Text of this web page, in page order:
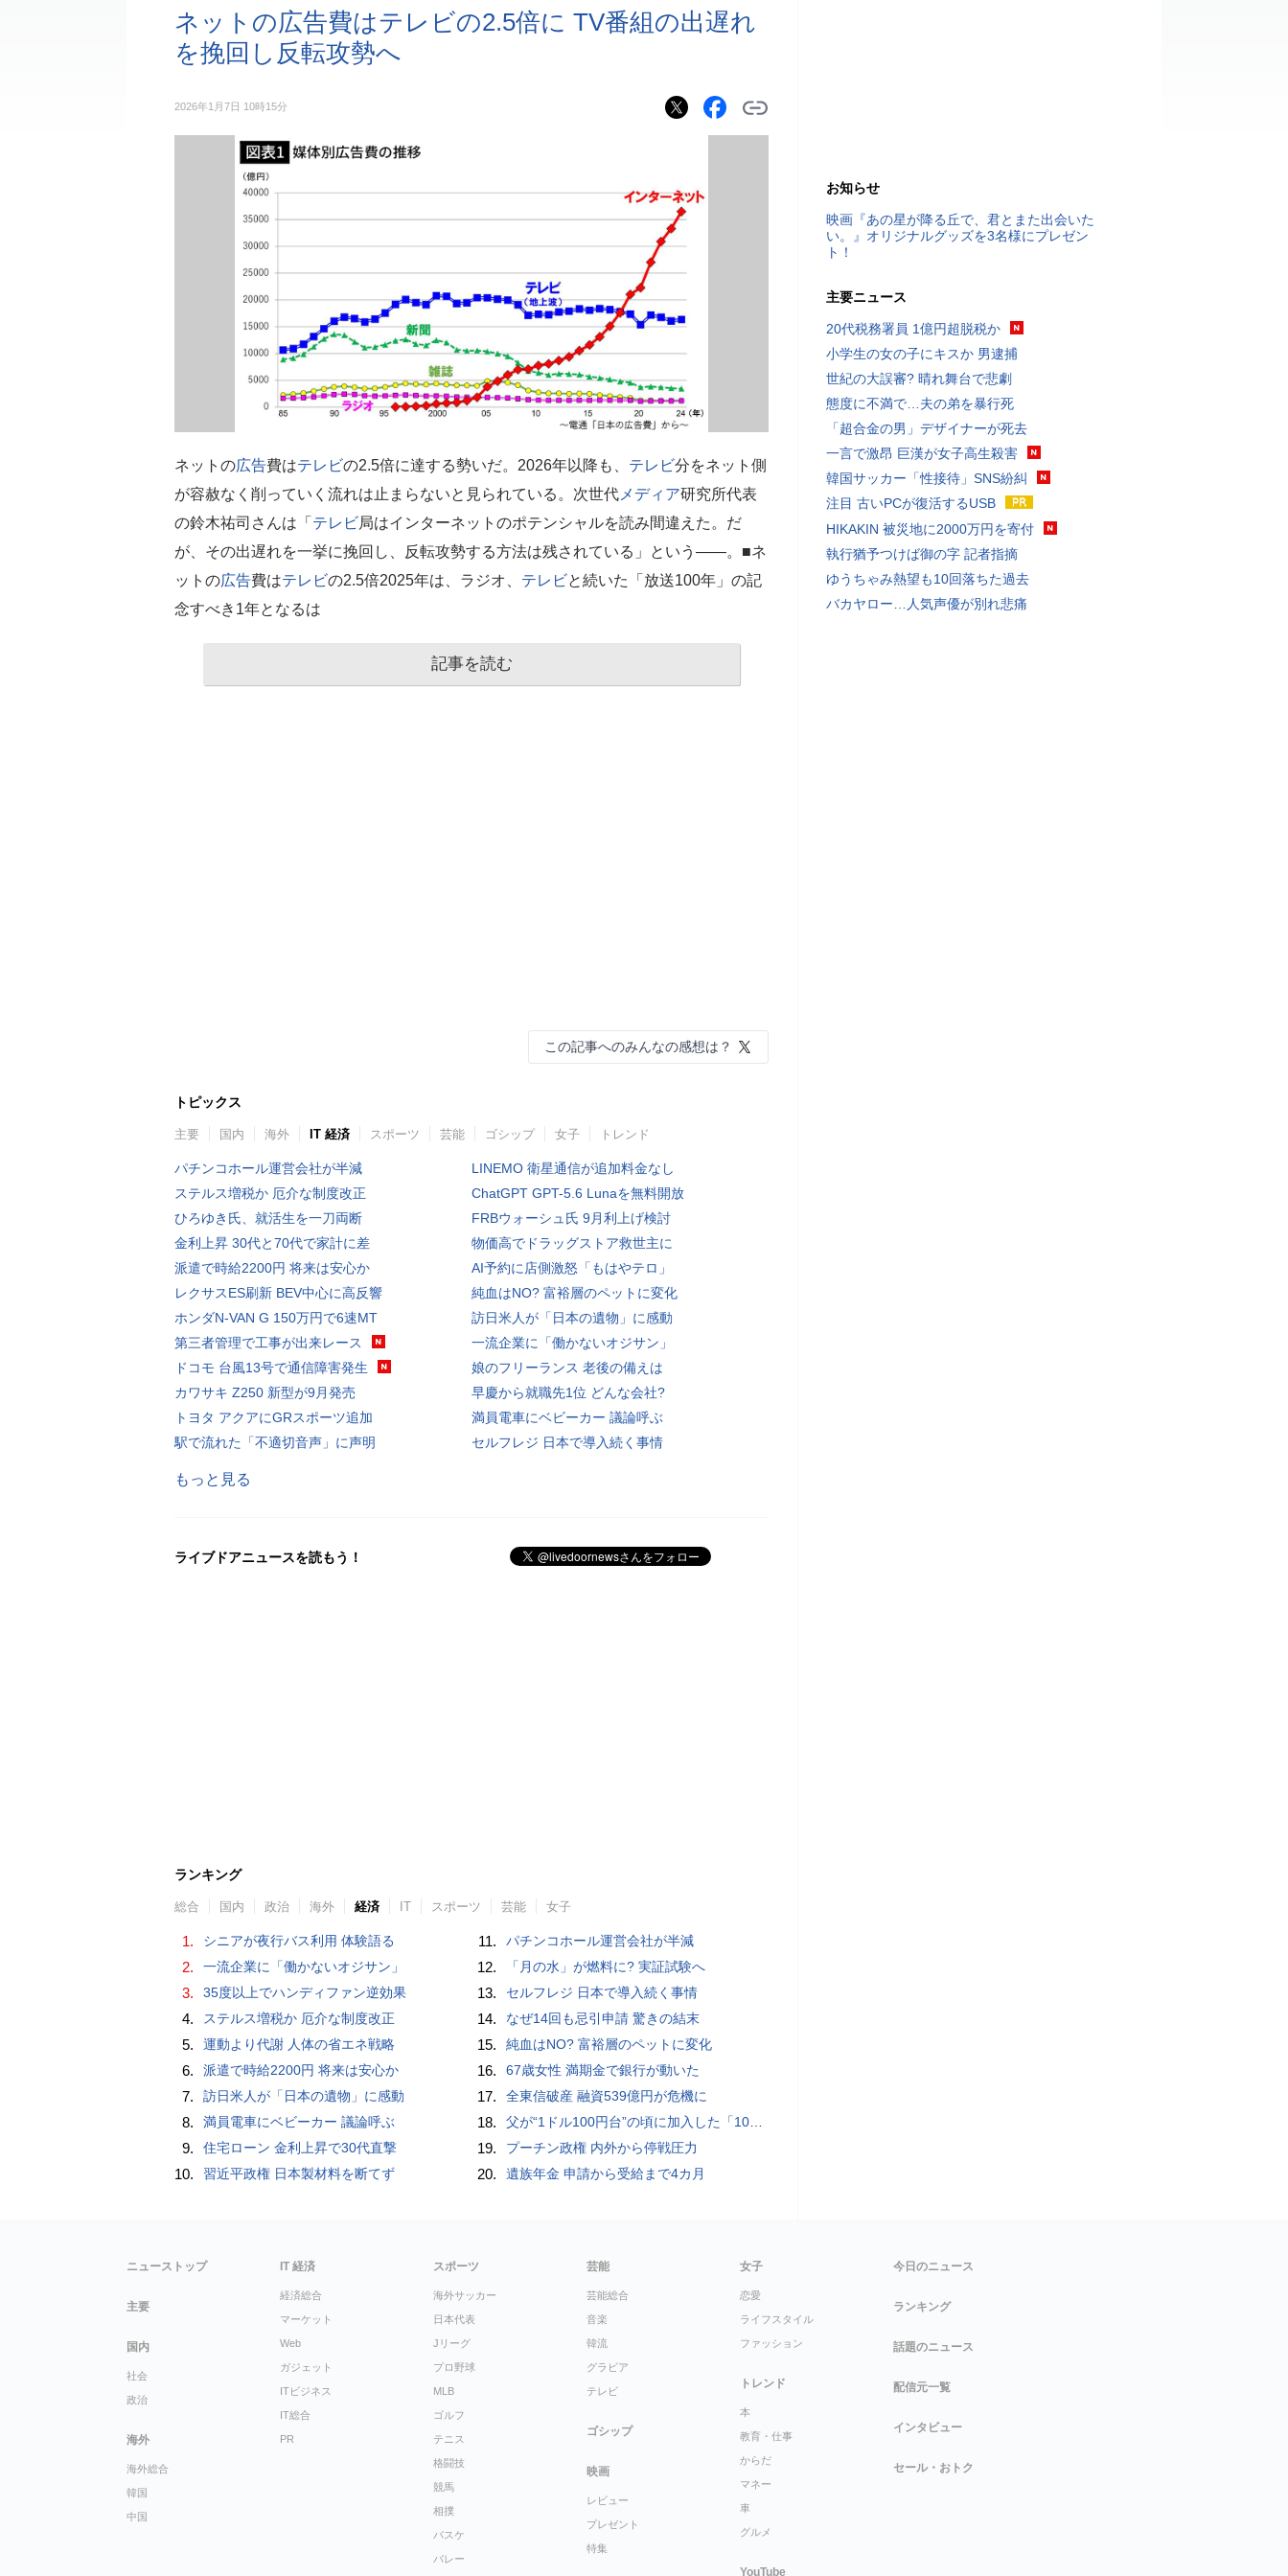
ネットの広告費はテレビの2.5倍に TV番組の出遅れ
を挽回し反転攻勢へ
2026年1月7日 10時15分
ネットの広告費はテレビの2.5倍に達する勢いだ。2026年以降も、 テレビ分をネット側
が容赦なく削っていく流れは止まらないと見られている。次世代 メディア研究所代表
の鈴木祐司さんは「 テレビ局はインターネットのポテンシャルを読み間違えた。だ
が、その出遅れを一挙に挽回し、反転攻勢する方法は残されている」という――。■ネ
ットの広告費はテレビの2.5倍2025年は、ラジオ、 テレビと続いた「放送100年」の記
念すべき1年となるは
記事を読む
この記事へのみんなの感想は？
トピックス
主要 国内 海外 IT 経済 スポーツ 芸能 ゴシップ 女子 トレンド
パチンコホール運営会社が半減
ステルス増税か 厄介な制度改正
ひろゆき氏、就活生を一刀両断
金利上昇 30代と70代で家計に差
派遣で時給2200円 将来は安心か
レクサスES刷新 BEV中心に高反響
ホンダN-VAN G 150万円で6速MT
第三者管理で工事が出来レース
ドコモ 台風13号で通信障害発生
カワサキ Z250 新型が9月発売
トヨタ アクアにGRスポーツ追加
駅で流れた「不適切音声」に声明
LINEMO 衛星通信が追加料金なし
ChatGPT GPT-5.6 Lunaを無料開放
FRBウォーシュ氏 9月利上げ検討
物価高でドラッグストア救世主に
AI予約に店側激怒「もはやテロ」
純血はNO? 富裕層のペットに変化
訪日米人が「日本の遺物」に感動
一流企業に「働かないオジサン」
娘のフリーランス 老後の備えは
早慶から就職先1位 どんな会社?
満員電車にベビーカー 議論呼ぶ
セルフレジ 日本で導入続く事情
もっと見る
ライブドアニュースを読もう！
ランキング
総合 国内 政治 海外 経済 IT スポーツ 芸能 女子
1. シニアが夜行バス利用 体験語る
2. 一流企業に「働かないオジサン」
3. 35度以上でハンディファン逆効果
4. ステルス増税か 厄介な制度改正
5. 運動より代謝 人体の省エネ戦略
6. 派遣で時給2200円 将来は安心か
7. 訪日米人が「日本の遺物」に感動
8. 満員電車にベビーカー 議論呼ぶ
9. 住宅ローン 金利上昇で30代直撃
10. 習近平政権 日本製材料を断てず
11. パチンコホール運営会社が半減
12. 「月の水」が燃料に? 実証試験へ
13. セルフレジ 日本で導入続く事情
14. なぜ14回も忌引申請 驚きの結末
15. 純血はNO? 富裕層のペットに変化
16. 67歳女性 満期金で銀行が動いた
17. 全東信破産 融資539億円が危機に
18. 父が“1ドル100円台”の頃に加入した「1000万円の外貨建て保険」が、円安で「評価額1610万円」に…“相続税額”はいくら増えますか？ 死後も税金が動くケースとは
19. プーチン政権 内外から停戦圧力
20. 遺族年金 申請から受給まで4カ月
お知らせ
映画『あの星が降る丘で、君とまた出会いた
い。』オリジナルグッズを3名様にプレゼン
ト！
主要ニュース
20代税務署員 1億円超脱税か
小学生の女の子にキスか 男逮捕
世紀の大誤審? 晴れ舞台で悲劇
態度に不満で…夫の弟を暴行死
「超合金の男」デザイナーが死去
一言で激昂 巨漢が女子高生殺害
韓国サッカー「性接待」SNS紛糾
注目 古いPCが復活するUSB
HIKAKIN 被災地に2000万円を寄付
執行猶予つけば御の字 記者指摘
ゆうちゃみ熱望も10回落ちた過去
バカヤロー…人気声優が別れ悲痛
ニューストップ
主要
国内
社会
政治
海外
海外総合
韓国
中国
IT 経済
経済総合
マーケット
Web
ガジェット
ITビジネス
IT総合
PR
スポーツ
海外サッカー
日本代表
Jリーグ
プロ野球
MLB
ゴルフ
テニス
格闘技
競馬
相撲
バスケ
バレー
芸能
芸能総合
音楽
韓流
グラビア
テレビ
ゴシップ
映画
レビュー
プレゼント
特集
女子
恋愛
ライフスタイル
ファッション
トレンド
本
教育・仕事
からだ
マネー
車
グルメ
YouTube
今日のニュース
ランキング
話題のニュース
配信元一覧
インタビュー
セール・おトク